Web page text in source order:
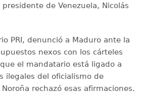
de Venezuela, Nicolás
PRI, denunció a Maduro ante la
nexos con los cárteles
el mandatario está ligado a
ilegales del oficialismo de
rechazó esas afirmaciones.